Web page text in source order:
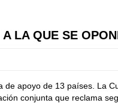
LA QUE SE
apoyo de 13 países. La
conjunta que reclama